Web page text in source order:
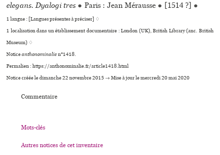
elegans. Dyalogi tres ● Paris : Jean Mérausse ● [1514 ?] ●
1 langue : [Langues présentes à préciser] ♢
1 localisation dans un établissement documentaire : London (UK), British Library (anc. British
Museum) ♢
Noticeanthonominalien°1418.
Permalien : https://anthonominalie.fr/article1418.html
Notice créée le dimanche 22 novembre 2015 → Mise à jour le mercredi 20 mai 2020
Commentaire
Mots-clés
Autres notices de cet inventaire